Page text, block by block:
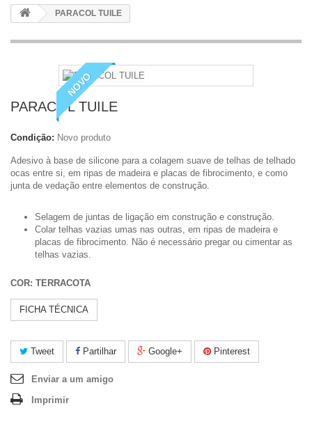
PARACOL TUILE
NOVO
PARACOL TUILE
Condição: Novo produto
Adesivo à base de silicone para a colagem suave de telhas de telhado
ocas entre si, em ripas de madeira e placas de fibrocimento, e como
junta de vedação entre elementos de construção.
Selagem de juntas de ligação em construção e construção.
Colar telhas vazias umas nas outras, em ripas de madeira e
placas de fibrocimento. Não é necessário pregar ou cimentar as
telhas vazias.
COR: TERRACOTA
FICHA TÉCNICA
Tweet Partilhar Google+ Pinterest
Enviar a um amigo
Imprimir